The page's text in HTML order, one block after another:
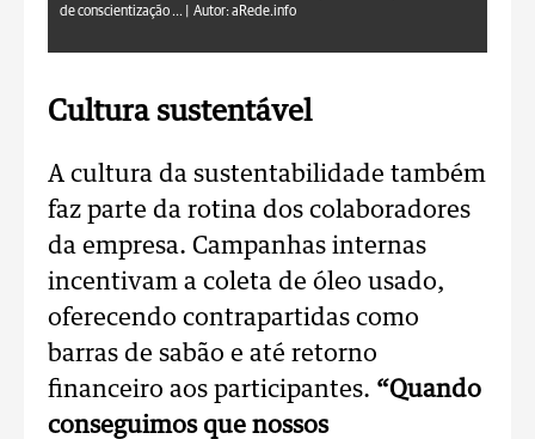
de conscientização ... |
Autor: aRede.info
Cultura sustentável
A cultura da sustentabilidade também
faz parte da rotina dos colaboradores
da empresa. Campanhas internas
incentivam a coleta de óleo usado,
oferecendo contrapartidas como
barras de sabão e até retorno
financeiro aos participantes. “Quando
conseguimos que nossos